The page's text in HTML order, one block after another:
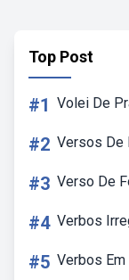
Top Post
#1 Volei De
#2 Versos De
#3 Verso De
#4 Verbos
#5 Verbos Em